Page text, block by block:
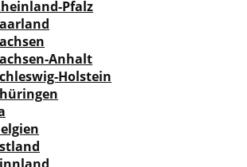
Pfalz
Anhalt
Holstein